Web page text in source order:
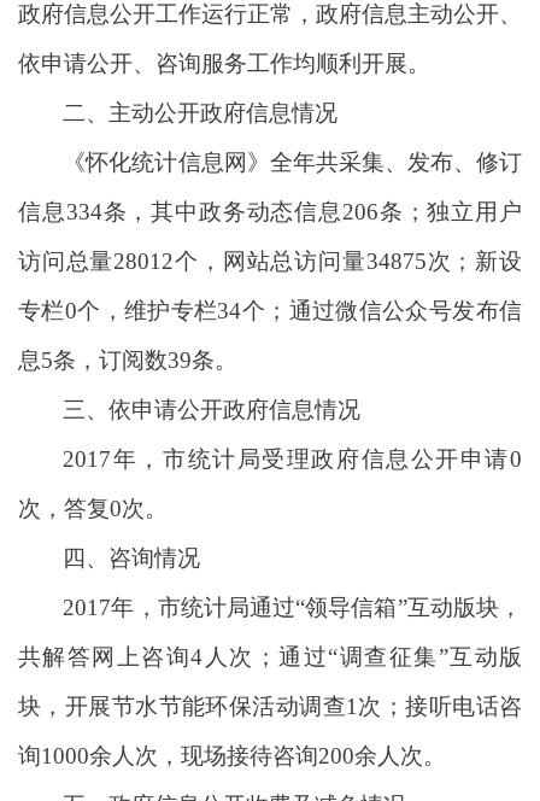
政府信息公开工作运行正常，政府信息主动公开、
依申请公开、咨询服务工作均顺利开展。
二、主动公开政府信息情况
《怀化统计信息网》全年共采集、发布、修订
信息334条，其中政务动态信息206条；独立用户
访问总量28012个，网站总访问量34875次；新设
专栏0个，维护专栏34个；通过微信公众号发布信
息5条，订阅数39条。
三、依申请公开政府信息情况
2017年，市统计局受理政府信息公开申请0
次，答复0次。
四、咨询情况
2017年，市统计局通过“领导信箱”互动版块，
共解答网上咨询4人次；通过“调查征集”互动版
块，开展节水节能环保活动调查1次；接听电话咨
询1000余人次，现场接待咨询200余人次。